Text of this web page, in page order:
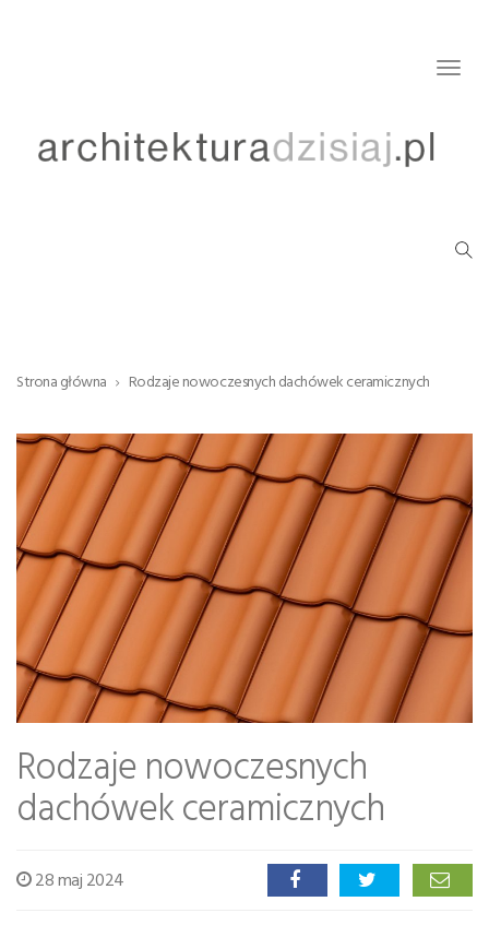
Strona główna Rodzaje nowoczesnych dachówek ceramicznych
Rodzaje nowoczesnych
dachówek ceramicznych
28 maj 2024